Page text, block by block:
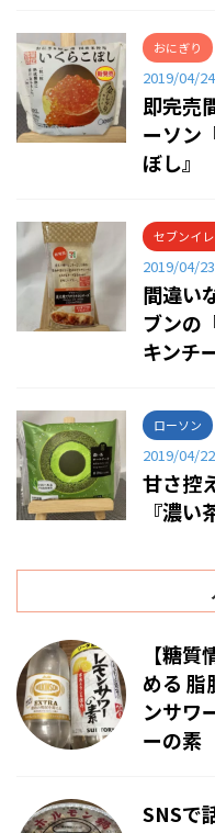
おにぎり
2019/04/24
即完売
ーソン
ぼし』
セブンイ
2019/04/23
間違い
ブンの
キンチ
ローソン
2019/04/22
甘さ控
『濃い
【糖
める 脂
ンサワ
ーの素
SNSで